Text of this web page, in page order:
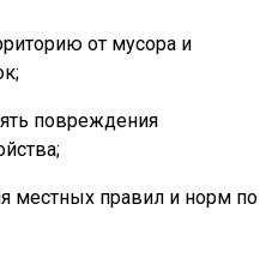
от мусора и
повреждения
местных правил и норм по